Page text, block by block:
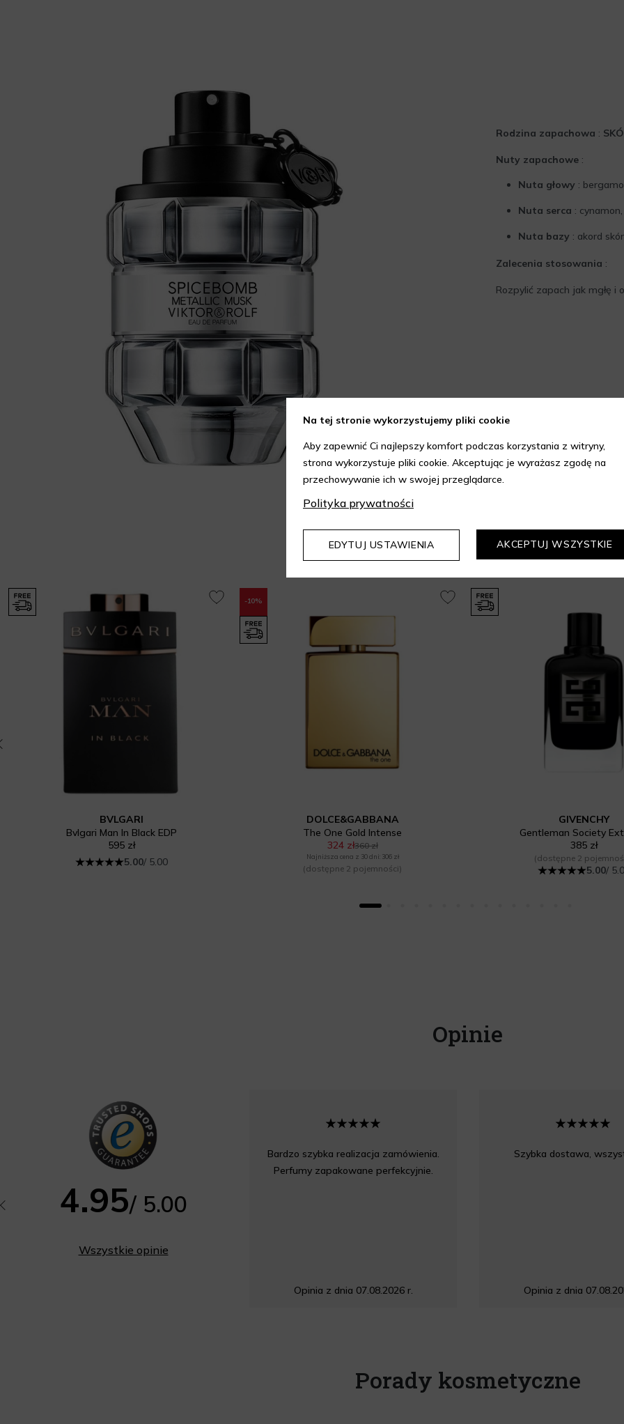
Rodzina zapachowa :
Nuty zapachowe:
Nuta głowy :
Nuta serca :
Nuta bazy : akord
Zalecenia stosowania :
Rozpylić zapach jak mgłę i
Mogą Cię zainteresować
BVLGARI
Bvlgari Man In Black EDP
595 zł
5.00/ 5.00
-10%
DOLCE&GABBANA
The One Gold Intense
324 zł360 zł
Najniższa cena z 30 dni: 306 zł
(dostępne 2 pojemności)
GIVENCHY
Gentleman Society
385 zł
(dostępne 2
5.00/
Opinie
4.95/ 5.00
Wszystkie opinie
Bardzo szybka realizacja zamówienia.
Perfumy zapakowane perfekcyjnie.
Opinia z dnia 07.08.2026 r.
Szybka dostawa,
Opinia z dnia
Porady kosmetyczne
Na tej stronie wykorzystujemy pliki cookie
Aby zapewnić Ci najlepszy komfort podczas korzystania z witryny,
strona wykorzystuje pliki cookie. Akceptując je wyrażasz zgodę na
przechowywanie ich w swojej przeglądarce.
Polityka prywatności
EDYTUJ USTAWIENIA AKCEPTUJ WSZYSTKIE